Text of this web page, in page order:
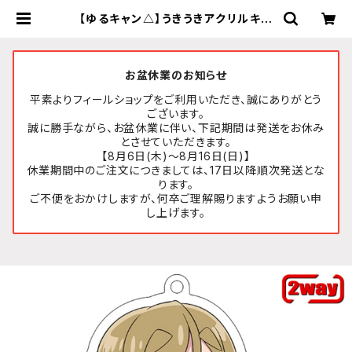
【ゆるキャン△】うきうきアクリルキー
お盆休業のお知らせ
平素よりフィールショップをご利用いただき、誠にありがとう
ございます。
誠に勝手ながら、お盆休業に伴い、下記期間は発送をお休み
とさせていただきます。
【8月6日(木)～8月16日(日)】
休業期間中のご注文につきましては、17日以降順次発送とな
ります。
ご不便をおかけしますが、何卒ご理解賜りますようお願い申
し上げます。